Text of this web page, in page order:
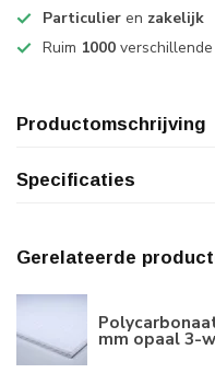
Particulier en zakelijk
Ruim 1000 verschillende
Productomschrijving
Specificaties
Gerelateerde
mm opaal 3-